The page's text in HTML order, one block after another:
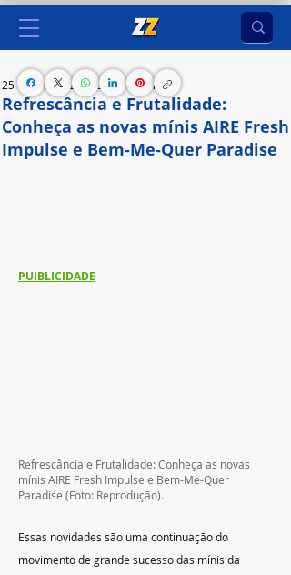
Refrescância e Frutalidade:
Conheça as novas mínis AIRE Fresh
Impulse e Bem-Me-Quer Paradise
25 de fev. de 2024 3 min de leitura
PUIBLICIDADE
Refrescância e Frutalidade: Conheça as novas
mínis AIRE Fresh Impulse e Bem-Me-Quer
Paradise (Foto: Reprodução).
Essas novidades são uma continuação do
movimento de grande sucesso das mínis da